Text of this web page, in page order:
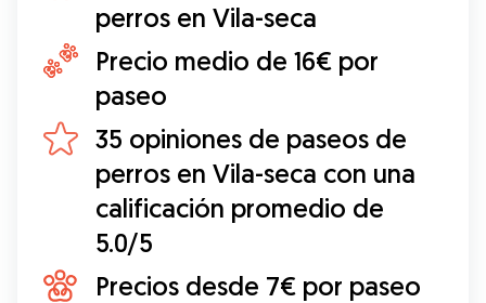
perros en Vila-seca
Precio medio de 16€ por
paseo
35 opiniones de paseos de
perros en Vila-seca con una
calificación promedio de
5.0/5
Precios desde 7€ por paseo